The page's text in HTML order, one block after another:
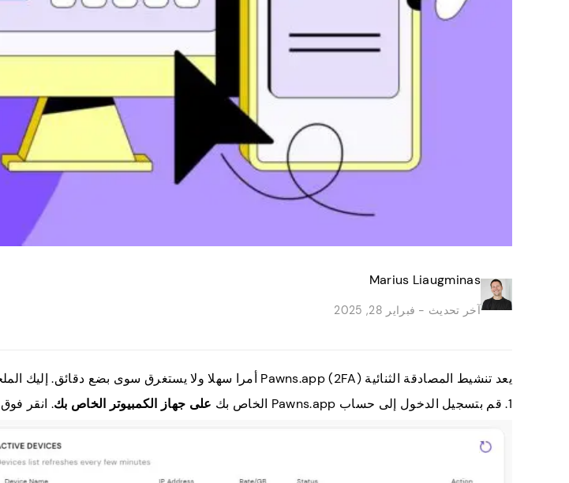
Marius Liaugminas
آخر تحديث - فبراير 28, 2025
يعد تنشيط المصادقة الثنائية (2FA) Pawns.app أمرا سهلا ولا يستغرق سوى بضع دقائق. إليك الملخص الكامل:
1. قم بتسجيل الدخول إلى حساب Pawns.app الخاص بك
على جهاز الكمبيوتر الخاص بك. انقر فوق